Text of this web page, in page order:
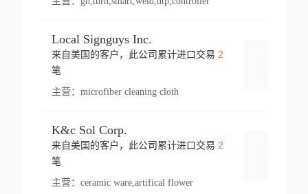
Local Signguys Inc.
来自美国的客户，此公司累计进口交易 2
笔
主营： microfiber cleaning cloth
K&c Sol Corp.
来自美国的客户，此公司累计进口交易 2
笔
主营： ceramic ware,artifical flower